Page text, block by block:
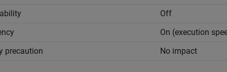
Off
On (execution
precaution
No impact